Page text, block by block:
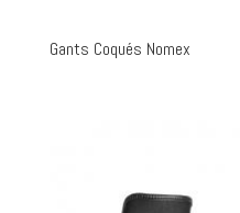
Gants Coqués Nomex